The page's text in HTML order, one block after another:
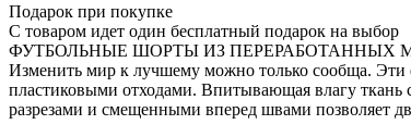
Подарок при покупке
С товаром идет один бесплатный подарок на выбор
ФУТБОЛЬНЫЕ ШОРТЫ ИЗ ПЕРЕРАБОТАННЫХ
Изменить мир к лучшему можно только сообща. Эти
пластиковыми отходами. Впитывающая влагу
разрезами и смещенными вперед швами позволяет